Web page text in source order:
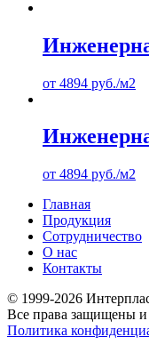
от 4894 руб./м2
от 4894 руб./м2
Главная
Продукция
Сотрудничество
О нас
Контакты
© 1999-2026
Все права защищены и
Политика